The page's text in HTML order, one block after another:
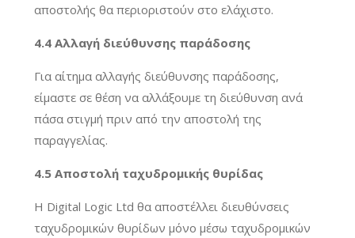
αποστολής θα περιοριστούν στο ελάχιστο.
4.4 Αλλαγή διεύθυνσης παράδοσης
Για αίτημα αλλαγής διεύθυνσης παράδοσης,
είμαστε σε θέση να αλλάξουμε τη διεύθυνση ανά
πάσα στιγμή πριν από την αποστολή της
παραγγελίας.
4.5 Αποστολή ταχυδρομικής θυρίδας
Η Digital Logic Ltd θα αποστέλλει διευθύνσεις
ταχυδρομικών θυρίδων μόνο μέσω ταχυδρομικών